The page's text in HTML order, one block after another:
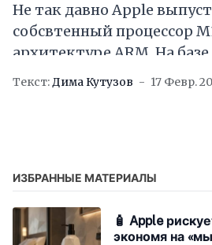
Не так давно Apple
собсвтенный процессор
архитектуре ARM. На базе
процессора компания
Текст:Дима Кутузов 17 Февр.
ИЗБРАННЫЕ МАТЕРИАЛЫ
🧴 Apple
экономя на